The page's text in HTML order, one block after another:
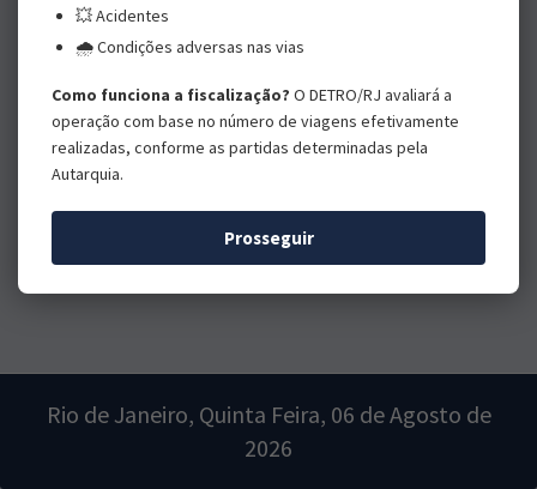
💥 Acidentes
🌧️ Condições adversas nas vias
Como funciona a fiscalização? O DETRO/RJ avaliará a
operação com base no número de viagens efetivamente
realizadas, conforme as partidas determinadas pela
Autarquia.
Prosseguir
Rio de Janeiro, Quinta Feira, 06 de Agosto de
2026